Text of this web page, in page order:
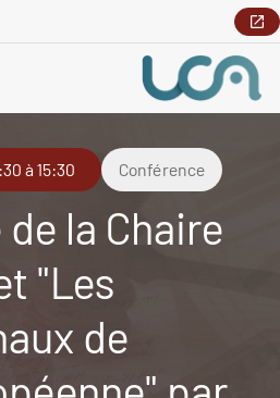
à 15:30 Conférence
la Chaire
"Les
de